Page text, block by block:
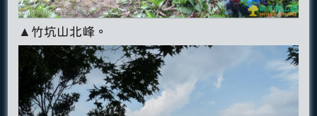
▲竹坑山北峰。